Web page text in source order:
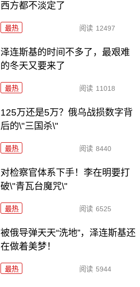
西方都不淡定了
最热 阅读 12497
泽连斯基的时间不多了，最艰难
的冬天又要来了
最热 阅读 11018
125万还是5万？俄乌战损数字背
后的\"三国杀\"
最热 阅读 8440
对检察官体系下手！李在明要打
破\"青瓦台魔咒\"
最热 阅读 6525
被俄导弹天天“洗地”，泽连斯基还
在做着美梦！
最热 阅读 5944